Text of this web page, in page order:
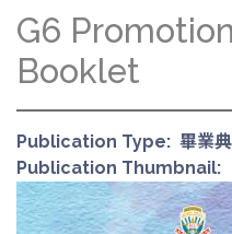
連
結
G6
Booklet
Publication Type
畢業
Publication Thumbnail